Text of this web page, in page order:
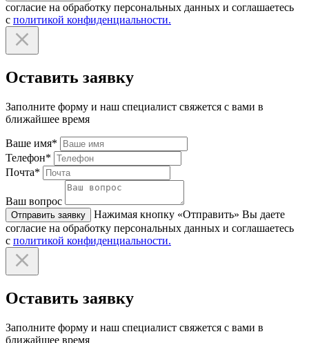
согласие на обработку персональных данных и соглашаетесь
с политикой конфиденциальности.
Оставить заявку
Заполните форму и наш специалист свяжется с вами в
ближайшее время
Ваше имя*
Телефон*
Почта*
Ваш вопрос
Отправить заявку
Нажимая кнопку «Отправить» Вы даете
согласие на обработку персональных данных и соглашаетесь
с политикой конфиденциальности.
Оставить заявку
Заполните форму и наш специалист свяжется с вами в
ближайшее время